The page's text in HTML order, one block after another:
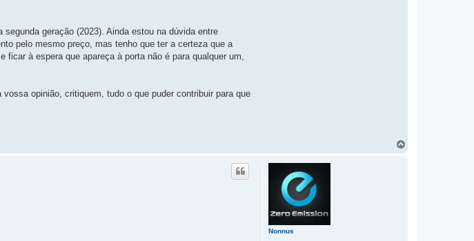
geração (2023). Ainda estou na dúvida entre
pelo mesmo preço, mas tenho que ter a certeza que a
à espera que apareça à porta não é para qualquer um,
opinião, critiquem, tudo o que puder contribuir para que
Nonnus